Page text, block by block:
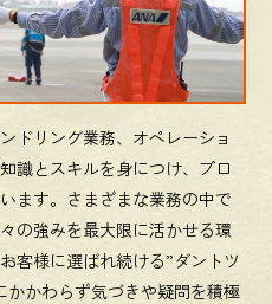
ドリング業務、オペレーショ
識とスキルを身につけ、プロ
ます。さまざまな業務の中で
の強みを最大限に活かせる環
客様に選ばれ続ける”ダントツ
かわらず気づきや疑問を積極